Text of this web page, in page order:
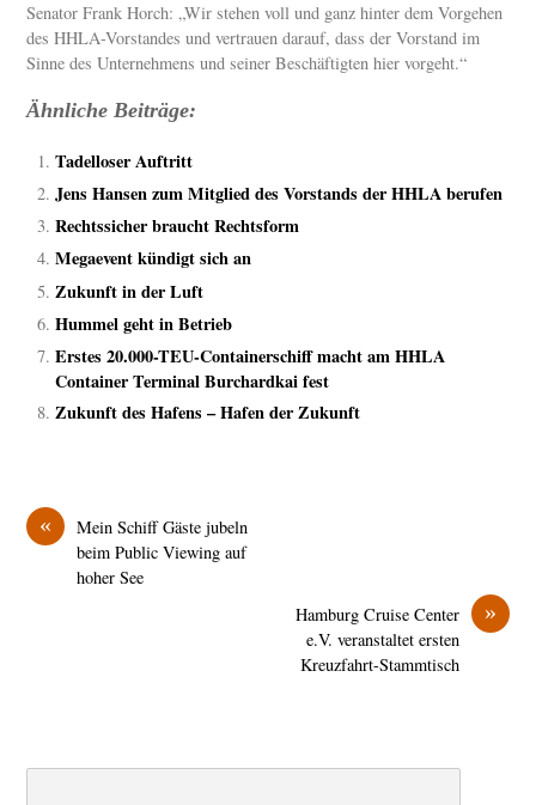
Senator Frank Horch: „Wir stehen voll und ganz hinter dem Vorgehen
des HHLA-Vorstandes und vertrauen darauf, dass der Vorstand im
Sinne des Unternehmens und seiner Beschäftigten hier vorgeht.“
Ähnliche Beiträge:
Tadelloser Auftritt
Jens Hansen zum Mitglied des Vorstands der HHLA berufen
Rechtssicher braucht Rechtsform
Megaevent kündigt sich an
Zukunft in der Luft
Hummel geht in Betrieb
Erstes 20.000-TEU-Containerschiff macht am HHLA
Container Terminal Burchardkai fest
Zukunft des Hafens – Hafen der Zukunft
«
Mein Schiff Gäste jubeln
beim Public Viewing auf
hoher See
»
Hamburg Cruise Center
e.V. veranstaltet ersten
Kreuzfahrt-Stammtisch